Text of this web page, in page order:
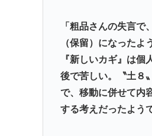
「粗品さんの失言で
（保留）になったよ
『新しいカギ』は個
後で苦しい。〝土８
で、移動に併せて内
する考えだったよう